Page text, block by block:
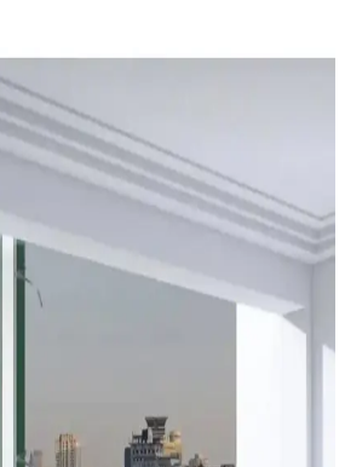
ve estetik düzenlemelerle alanınızı
Plastik Raf Ünitesi
İpuçları
raf ünitesi karşılaştırmasıyla
alanlarını keşfedin. Dayanıklılık ve
bilgiler içerir.
Dayanıklılık,
olup, farklı özellikler ve avantajlar